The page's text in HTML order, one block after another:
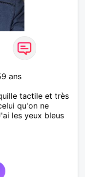
ans
tactile et très
qu'on ne
les yeux bleus